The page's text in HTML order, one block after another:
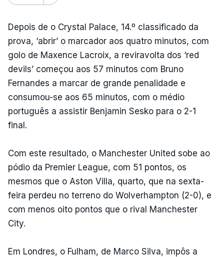
Depois de o Crystal Palace, 14.º classificado da
prova, ‘abrir’ o marcador aos quatro minutos, com
golo de Maxence Lacroix, a reviravolta dos ‘red
devils’ começou aos 57 minutos com Bruno
Fernandes a marcar de grande penalidade e
consumou-se aos 65 minutos, com o médio
português a assistir Benjamin Sesko para o 2-1
final.
Com este resultado, o Manchester United sobe ao
pódio da Premier League, com 51 pontos, os
mesmos que o Aston Villa, quarto, que na sexta-
feira perdeu no terreno do Wolverhampton (2-0), e
com menos oito pontos que o rival Manchester
City.
Em Londres, o Fulham, de Marco Silva, impôs a